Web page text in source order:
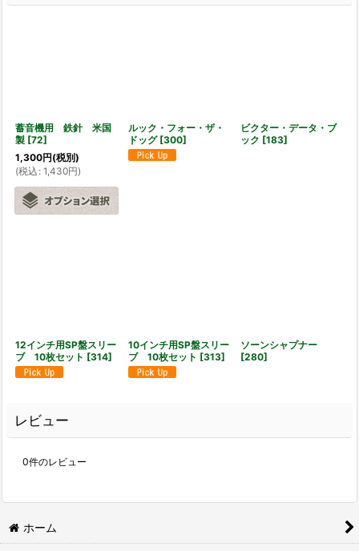
蓄音機用 鉄針 米国
製 [72]
1,300円(税別)
(税込 : 1,430円)
ルック・フォー・ザ・
ドッグ [300]
ビクター・データ・ブ
ック [183]
12インチ用SP盤スリー
ブ 10枚セット [314]
10インチ用SP盤スリー
ブ 10枚セット [313]
ソーンシャプナー
[280]
レビュー
0件のレビュー
ホーム